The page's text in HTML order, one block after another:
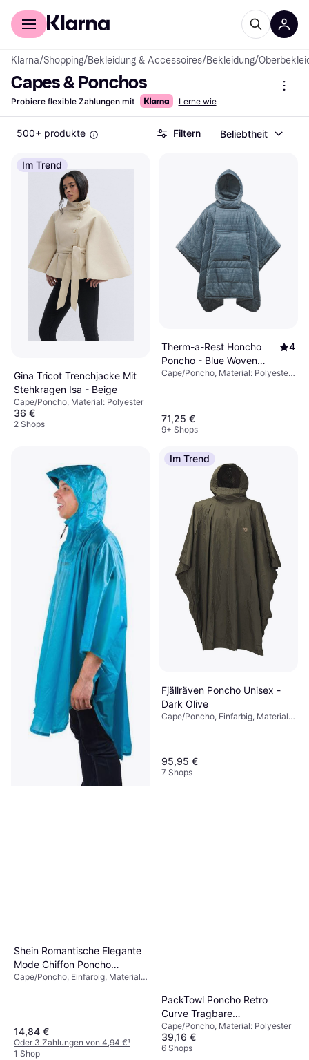
Für Shopper
Klarna/Shopping/Bekleidung & Accessoires/Bekleidung/
Capes & Ponchos
Probiere flexible Zahlungen mit Lerne wie
500+ produkte Filtern Beliebtheit
Im Trend
Gina Tricot Trenchjacke Mit
Stehkragen Isa - Beige
Cape/Poncho, Material: Polyester
36 €
2 Shops
Therm-a-Rest Honcho
Poncho - Blue Woven
Print
4
Cape/Poncho, Material: Polyester,
71,25 €
9+ Shops
Im Trend
Fjällräven Poncho Unisex -
Dark Olive
Cape/Poncho, Einfarbig, Material:
95,95 €
7 Shops
Shein Romantische Elegante
Mode Chiffon Poncho
Körperbetont - Gerafft
Cape/Poncho, Einfarbig, Material:
14,84 €
Oder 3 Zahlungen von 4,94 €¹
1 Shop
PackTowl Poncho Retro
Curve Tragbare
Umkleidekabine - Beige
Cape/Poncho, Material: Polyester
39,16 €
6 Shops